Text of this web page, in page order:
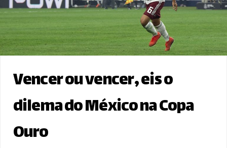
Vencer ou vencer, eis o
dilema do México na Copa
Ouro